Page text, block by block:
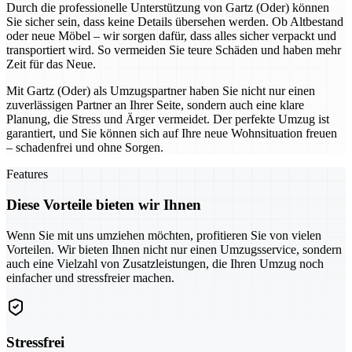
Durch die professionelle Unterstützung von Gartz (Oder) können
Sie sicher sein, dass keine Details übersehen werden. Ob Altbestand
oder neue Möbel – wir sorgen dafür, dass alles sicher verpackt und
transportiert wird. So vermeiden Sie teure Schäden und haben mehr
Zeit für das Neue.
Mit Gartz (Oder) als Umzugspartner haben Sie nicht nur einen
zuverlässigen Partner an Ihrer Seite, sondern auch eine klare
Planung, die Stress und Ärger vermeidet. Der perfekte Umzug ist
garantiert, und Sie können sich auf Ihre neue Wohnsituation freuen
– schadenfrei und ohne Sorgen.
Features
Diese Vorteile bieten wir Ihnen
Wenn Sie mit uns umziehen möchten, profitieren Sie von vielen
Vorteilen. Wir bieten Ihnen nicht nur einen Umzugsservice, sondern
auch eine Vielzahl von Zusatzleistungen, die Ihren Umzug noch
einfacher und stressfreier machen.
Stressfrei